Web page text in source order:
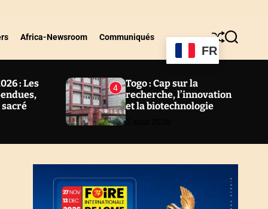
Africa-Newsroom Communiqués
FR
h
e
S
a
h
: Les
4
Togo : Cap sur la
recherche, l’innovation
et la biotechnologie
5 août 2026